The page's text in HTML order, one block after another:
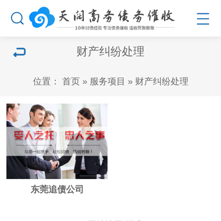
财产纠纷处理
位置： 首页 » 服务项目 » 财产纠纷处理
东莞追债公司